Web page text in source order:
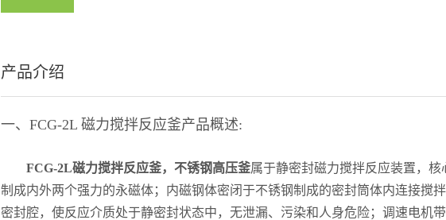
产品介绍
一、FCG-2L 磁力搅拌反应釜产品概述:
FCG-2L磁力搅拌反应釜，不锈钢高压釜属于静密封磁力搅拌反应装置，
制成内外两个强力的永磁体；内磁钢体密闭于不锈钢制成的密封筒体内连接搅
密封腔，使反应介质处于静密封状态中，无泄漏、污染和人身危险；调速电机